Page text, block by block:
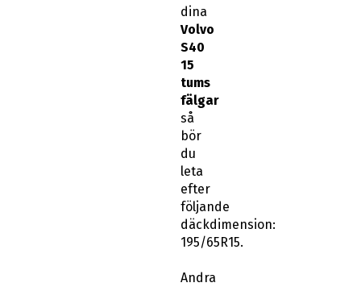
dina
Volvo
S40
15
tums
fälgar
så
bör
du
leta
efter
följande
däckdimension:
195/65R15.
Andra